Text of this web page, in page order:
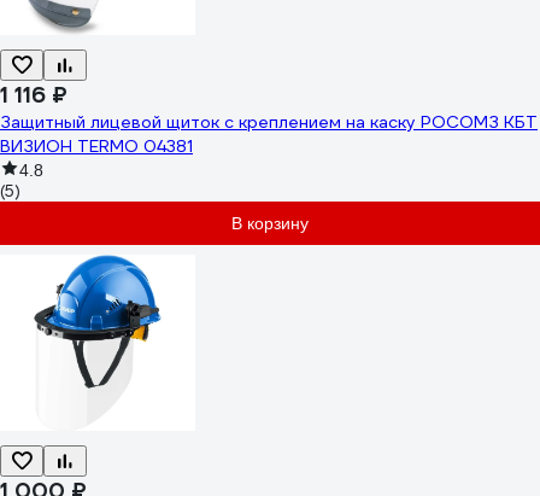
1 116 ₽
Защитный лицевой щиток с креплением на каску РОСОМЗ КБТ
ВИЗИОН TERMO 04381
4.8
(5)
В корзину